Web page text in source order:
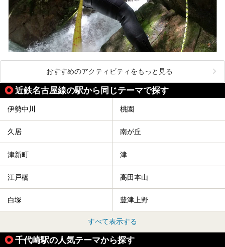
おすすめのアクティビティをもっと見る
近鉄名古屋線の駅から同じテーマで探す
伊勢中川 桃園
久居 南が丘
津新町 津
江戸橋 高田本山
白塚 豊津上野
すべて表示する
千代崎駅の人気テーマから探す